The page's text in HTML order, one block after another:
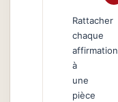
Rattacher
chaque
affirmation
à
une
pièce